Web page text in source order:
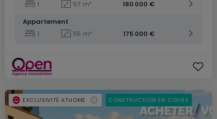
1
57 m²
180 000 €
Appartement
1
55 m² 175 000 €
EXCLUSIVITÉ ATHOME CONSTRUCTION EN COURS